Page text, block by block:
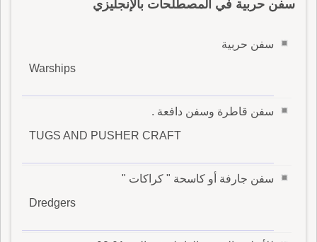
سفن حربية في المصطلحات بالإنجليزي
سفن حربية
Warships
سفن قاطرة وسفن دافعة .
TUGS AND PUSHER CRAFT
سفن جارفة أو كاسحة " كراكات "
Dredgers